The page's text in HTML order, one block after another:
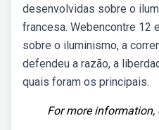
desenvolvidas sobre o
francesa. Webencontre 12
sobre o iluminismo, a
defendeu a razão, a
quais foram os principais.
For more